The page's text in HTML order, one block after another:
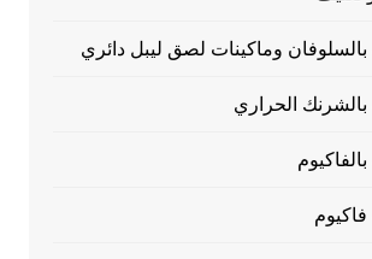
بالسلوفان وماكينات لصق ليبل دائري
الحراري